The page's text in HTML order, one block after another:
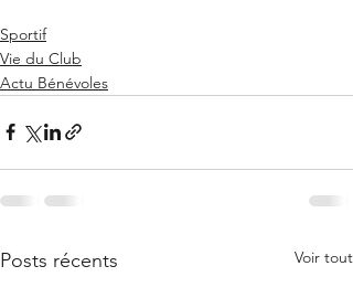
Sportif
Vie du Club
Actu Bénévoles
Posts récents Voir tout